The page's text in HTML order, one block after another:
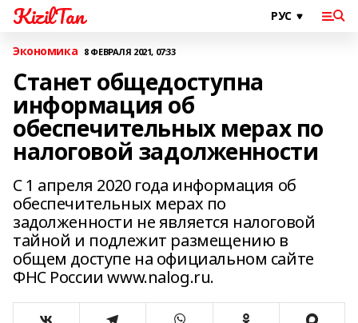
KizilTan
Экономика 8 ФЕВРАЛЯ 2021, 07:33
Станет общедоступна
информация об
обеспечительных мерах по
налоговой задолженности
С 1 апреля 2020 года информация об
обеспечительных мерах по
задолженности не является налоговой
тайной и подлежит размещению в
общем доступе на официальном сайте
ФНС России www.nalog.ru.